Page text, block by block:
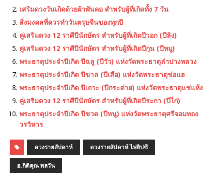
เสริมดวงวันเกิดด้วยผ้าพันคอ สำหรับผู้ที่เกิดทั้ง 7 วัน
สิ่งมงคลที่ควรทำวันตรุษจีนของทุกปี
คู่เสริมดวง 12 ราศีปีนักษัตร สำหรับผู้ที่เกิดปีวอก (ปีลิง)
คู่เสริมดวง 12 ราศีปีนักษัตร สำหรับผู้ที่เกิดปีกุน (ปีหมู)
พระธาตุประจําปีเกิด ปีฉลู (ปีวัว) แห่งวัดพระธาตุลำปางหลวง
พระธาตุประจําปีเกิด ปีขาล (ปีเสือ) แห่งวัดพระธาตุช่อแฮ
พระธาตุประจำปีเกิด ปีเถาะ (ปีกระต่าย) แห่งวัดพระธาตุแช่แห้ง
คู่เสริมดวง 12 ราศีปีนักษัตร สำหรับผู้ที่เกิดปีระกา (ปีไก่)
พระธาตุประจำปีเกิด ปีชวด (ปีหนู) แห่งวัดพระธาตุศรีจอมทอง
วรวิหาร
ดวงรายสัปดาห์ ดวงรายสัปดาห์ ไพ่ยิปซี
อ.กิติคุณ พลวัน